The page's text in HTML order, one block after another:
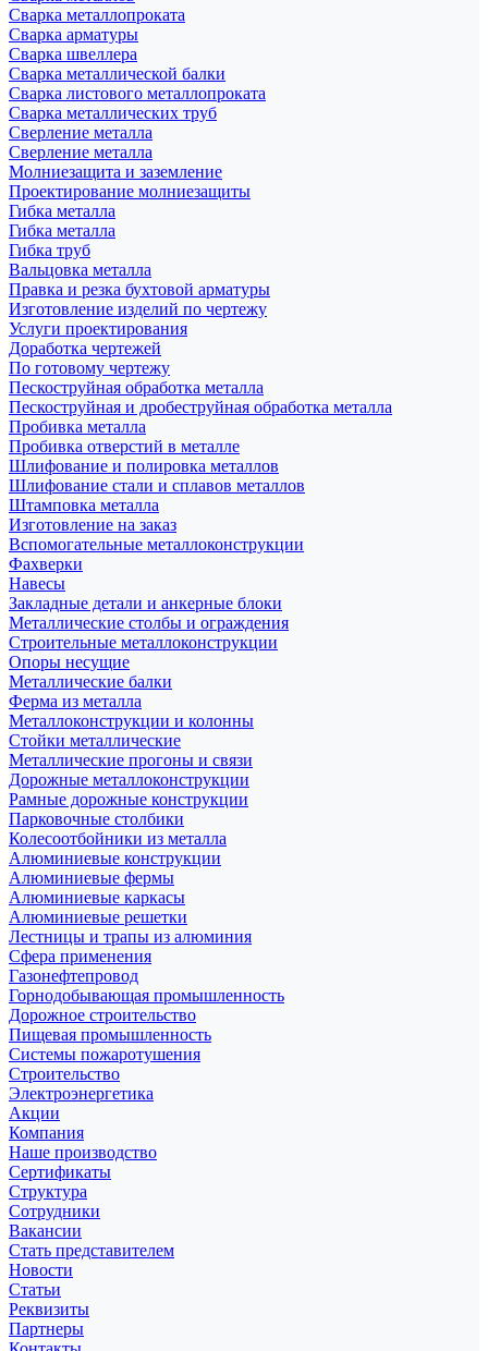
Сварка металлопроката
Сварка арматуры
Сварка швеллера
Сварка металлической балки
Сварка листового металлопроката
Сварка металлических труб
Сверление металла
Сверление металла
Молниезащита и заземление
Проектирование молниезащиты
Гибка металла
Гибка металла
Гибка труб
Вальцовка металла
Правка и резка бухтовой арматуры
Изготовление изделий по чертежу
Услуги проектирования
Доработка чертежей
По готовому чертежу
Пескоструйная обработка металла
Пескоструйная и дробеструйная обработка металла
Пробивка металла
Пробивка отверстий в металле
Шлифование и полировка металлов
Шлифование стали и сплавов металлов
Штамповка металла
Изготовление на заказ
Вспомогательные металлоконструкции
Фахверки
Навесы
Закладные детали и анкерные блоки
Металлические столбы и ограждения
Строительные металлоконструкции
Опоры несущие
Металлические балки
Ферма из металла
Металлоконструкции и колонны
Стойки металлические
Металлические прогоны и связи
Дорожные металлоконструкции
Рамные дорожные конструкции
Парковочные столбики
Колесоотбойники из металла
Алюминиевые конструкции
Алюминиевые фермы
Алюминиевые каркасы
Алюминиевые решетки
Лестницы и трапы из алюминия
Сфера применения
Газонефтепровод
Горнодобывающая промышленность
Дорожное строительство
Пищевая промышленность
Системы пожаротушения
Строительство
Электроэнергетика
Акции
Компания
Наше производство
Сертификаты
Структура
Сотрудники
Вакансии
Стать представителем
Новости
Статьи
Реквизиты
Партнеры